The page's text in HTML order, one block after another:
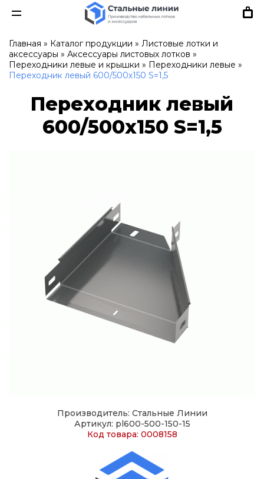
Главная » Каталог продукции » Листовые лотки и
аксессуары » Аксессуары листовых лотков »
Переходники левые и крышки » Переходники левые »
Переходник левый 600/500х150 S=1,5
Переходник левый
600/500х150 S=1,5
Производитель: Стальные Линии
Артикул: pl600-500-150-15
Код товара: 0008158